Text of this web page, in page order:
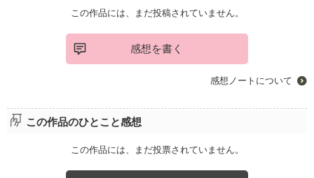
この作品には、まだ投稿されていません。
感想を書く
感想ノートについて
この作品のひとこと感想
この作品には、まだ投票されていません。